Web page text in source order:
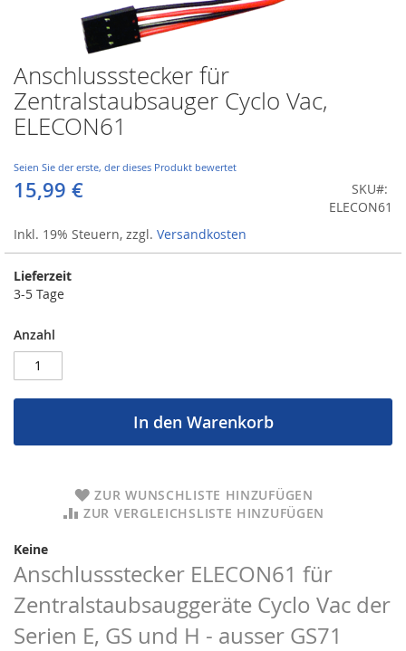
Anschlussstecker für
Zentralstaubsauger Cyclo Vac,
ELECON61
Seien Sie der erste, der dieses Produkt bewertet
15,99 €
Inkl. 19% Steuern, zzgl. Versandkosten
SKU
ELECON61
Lieferzeit
3-5 Tage
Anzahl
In den Warenkorb
ZUR WUNSCHLISTE HINZUFÜGEN
ZUR VERGLEICHSLISTE HINZUFÜGEN
Keine
Anschlussstecker ELECON61 für
Zentralstaubsauggeräte Cyclo Vac der
Serien E, GS und H - ausser GS71
Zum
Anfang
der
Bildergalerie